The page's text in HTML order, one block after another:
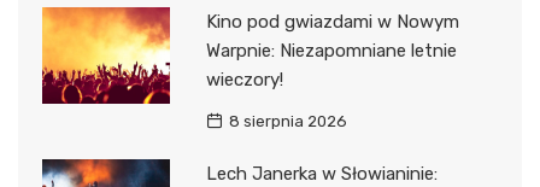
Kino pod gwiazdami w Nowym
Warpnie: Niezapomniane letnie
wieczory!
8 sierpnia 2026
Lech Janerka w Słowianinie: